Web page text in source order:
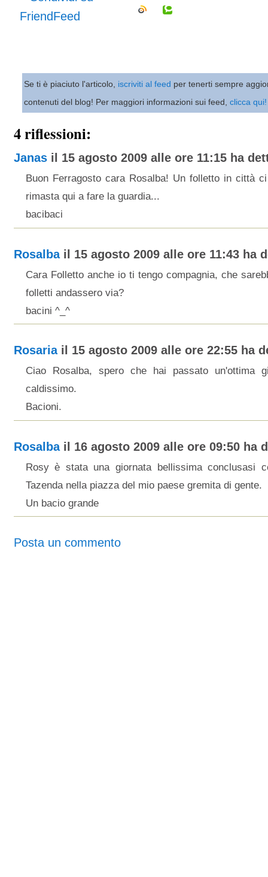
Se ti è piaciuto l'articolo, iscriviti al feed per tenerti sempre
contenuti del blog! Per maggiori informazioni sui feed, clicca qui!
4 riflessioni:
Janasil 15 agosto 2009 alle ore 11:15 ha
Buon Ferragosto cara Rosalba! Un folletto in città
rimasta qui a fare la guardia...
bacibaci
Rosalbail 15 agosto 2009 alle ore 11:43 ha
Cara Folletto anche io ti tengo compagnia, che
folletti andassero via?
bacini ^_^
Rosariail 15 agosto 2009 alle ore 22:55 ha
Ciao Rosalba, spero che hai passato un'ottima
caldissimo.
Bacioni.
Rosalbail 16 agosto 2009 alle ore 09:50 ha
Rosy è stata una giornata bellissima conclusasi
Tazenda nella piazza del mio paese gremita di gente.
Un bacio grande
Posta un commento